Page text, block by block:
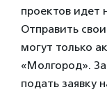
проектов идет
Отправить
могут только
«Молгород».
подать заявку